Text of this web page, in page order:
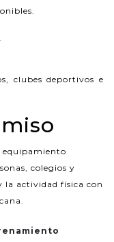
clubes deportivos e
equipamiento
colegios y
la actividad física con